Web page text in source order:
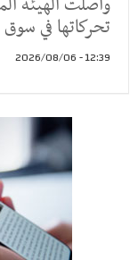
تحركاتها في
12:39 - 2026/08/06